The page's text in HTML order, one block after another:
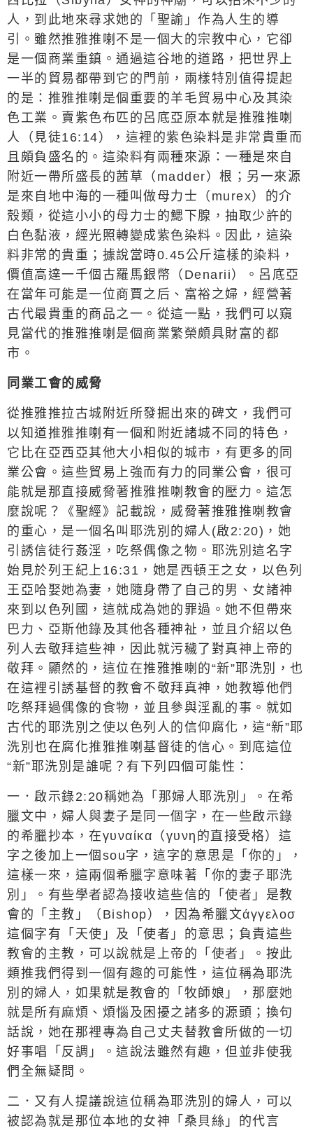
人，到此地來尋求她的「聖諭」作為人生的導
引。雖然推雅推喇不是一個大的宗教中心，它卻
是一個商業重鎮。通過這谷地的道路，把世界上
一半的貿易都帶到它的門前，兩樣特別值得提起
的是：推雅推喇是個重要的羊毛貿易中心及其染
色工業。賣紫色布匹的呂底亞原本就是推雅推喇
人（見徒16:14 ），這裡的紫色染料是非常貴重而
且頗負盛名的。這染料有兩種來源：一種是來自
附近一帶所盛長的茜草（ madder ）根；另一來源
是來自地中海的一種叫做母力士（ murex）的介
殼類，從這小小的母力士的鰓下腺，抽取少許的
白色黏液，經光照轉變成紫色染料。因此，這染
料非常的貴重；據說當時0.45公斤這樣的染料，
價值高達一千個古羅馬銀幣（ Denarii ）。呂底亞
在當年可能是一位商賈之后、富裕之婦，經營著
古代最貴重的商品之一。從這一點，我們可以窺
見當代的推雅推喇是個商業繁榮頗具財富的都
市。
同業工會的威脅
從推雅推拉古城附近所發掘出來的碑文，我們可
以知道推雅推喇有一個和附近諸城不同的特色，
它比在亞西亞其他大小相似的城市，有更多的同
業公會。這些貿易上強而有力的同業公會，很可
能就是那直接威脅著推雅推喇教會的壓力。這怎
麼說呢？《聖經》記載說，威脅著推雅推喇教會
的重心，是一個名叫耶洗別的婦人(啟2:20)，她
引誘信徒行姦淫，吃祭偶像之物。耶洗別這名字
始見於列王紀上 16:31 ，她是西頓王之女，以色列
王亞哈娶她為妻，她隨身帶了自己的男、女諸神
來到以色列國，這就成為她的罪過。她不但帶來
巴力、亞斯他錄及其他各種神祉，並且介紹以色
列人去敬拜這些神，因此就污穢了對真神上帝的
敬拜。顯然的，這位在推雅推喇的“新”耶洗別，也
在這裡引誘基督的教會不敬拜真神，她教導他們
吃祭拜過偶像的食物，並且參與淫亂的事。就如
古代的耶洗別之使以色列人的信仰腐化，這“新”耶
洗別也在腐化推雅推喇基督徒的信心。到底這位
“新”耶洗別是誰呢？有下列四個可能性：
一．啟示錄2:20稱她為「那婦人耶洗別」。在希
臘文中，婦人與妻子是同一個字，在一些啟示錄
的希臘抄本，在γυναίκα （ γυνη 的直接受格）這
字之後加上一個 sou字，這字的意思是「你的」，
這樣一來，這兩個希臘字意味著「你的妻子耶洗
別」。有些學者認為接收這些信的「使者」是教
會的「主教」（ Bishop ），因為希臘文άγγελοσ
這個字有「天使」及「使者」的意思；負責這些
教會的主教，可以說就是上帝的「使者」。按此
類推我們得到一個有趣的可能性，這位稱為耶洗
別的婦人，如果就是教會的「牧師娘」，那麼她
就是所有麻煩、煩惱及困擾之諸多的源頭；換句
話說，她在那裡專為自己丈夫替教會所做的一切
好事唱「反調」。這說法雖然有趣，但並非使我
們全無疑問。
二．又有人提議說這位稱為耶洗別的婦人，可以
被認為就是那位本地的女神「桑貝絲」的代言